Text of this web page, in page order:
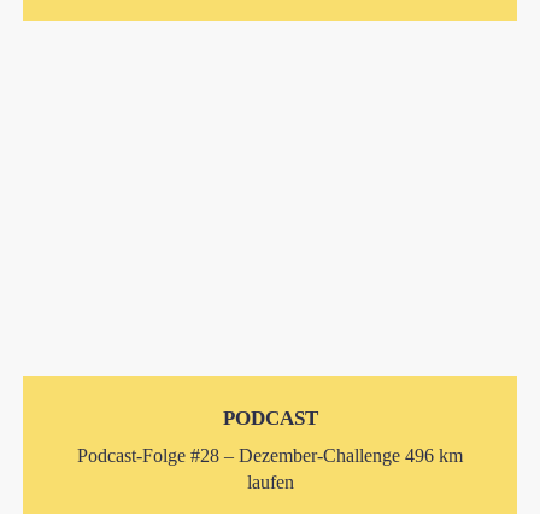
PODCAST
Podcast-Folge #28 – Dezember-Challenge 496 km
laufen